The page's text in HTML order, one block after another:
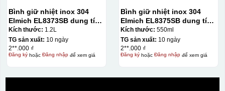
Bình giữ nhiệt inox 304
Elmich EL8373SB dung tích
1.2L
Kích thước: 1.2L
TG sản xuất: 10 ngày
2**.000 ₫
Đăng kýhoặc Đăng nhậpđể xem giá
Bình giữ nhiệt inox 304
Elmich EL8375SB dung tích
550ml
Kích thước: 550ml
TG sản xuất: 10 ngày
2**.000 ₫
Đăng kýhoặc Đăng nhậpđể xem giá